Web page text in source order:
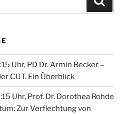
Uhr, PD Dr. Armin Becker –
CUT. Ein Überblick
Uhr, Prof. Dr. Dorothea Rohde
Zur Verflechtung von